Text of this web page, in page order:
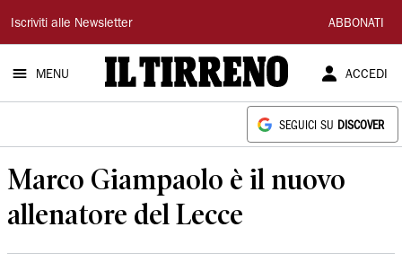
Il
Tirreno
Iscriviti alle Newsletter ABBONATI
MENU ACCEDI
SEGUICI SU DISCOVER
Marco Giampaolo è il nuovo
allenatore del Lecce